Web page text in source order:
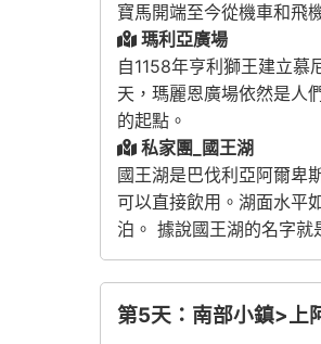
寶馬開端至今從機車和飛
瑪利亞廣場
自1158年亨利獅王建立
天，瑪麗恩廣場依然是人
的起點。
私家團_國王湖
國王湖是巴伐利亞阿爾卑
可以直接飲用。湖面水平
泊。 據說國王湖的名字就
第5天：南部小鎮>上